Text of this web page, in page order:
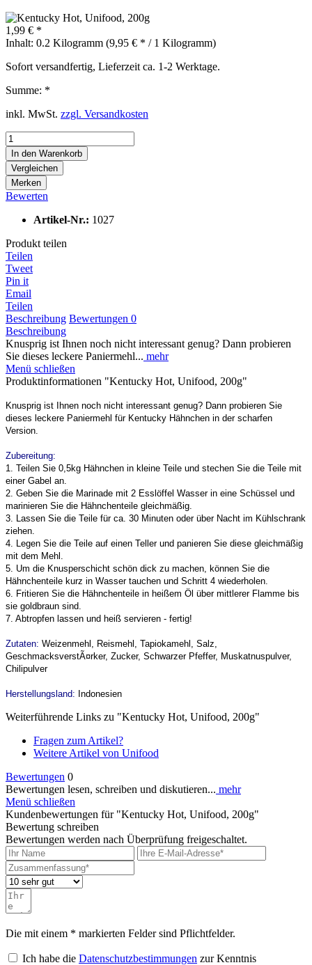
1,99 € *
Inhalt: 0.2 Kilogramm (9,95 € * / 1 Kilogramm)
Sofort versandfertig, Lieferzeit ca. 1-2 Werktage.
Summe: *
inkl. MwSt. zzgl. Versandkosten
In den Warenkorb
Vergleichen
Merken
Bewerten
Artikel-Nr.: 1027
Produkt teilen
Teilen
Tweet
Pin it
Email
Teilen
Beschreibung Bewertungen 0
Beschreibung
Knusprig ist Ihnen noch nicht interessant genug? Dann probieren
Sie dieses leckere Paniermehl... mehr
Menü schließen
Produktinformationen "Kentucky Hot, Unifood, 200g"
Knusprig ist Ihnen noch nicht interessant genug? Dann probieren Sie
dieses leckere Paniermehl für Kentucky Hähnchen in der scharfen
Version.
Zubereitung:
1. Teilen Sie 0,5kg Hähnchen in kleine Teile und stechen Sie die Teile mit
einer Gabel an.
2. Geben Sie die Marinade mit 2 Esslöffel Wasser in eine Schüssel und
marinieren Sie die Hähnchenteile gleichmäßig.
3. Lassen Sie die Teile für ca. 30 Minuten oder über Nacht im Kühlschrank
ziehen.
4. Legen Sie die Teile auf einen Teller und panieren Sie diese gleichmäßig
mit dem Mehl.
5. Um die Knusperschicht schön dick zu machen, können Sie die
Hähnchenteile kurz in Wasser tauchen und Schritt 4 wiederholen.
6. Fritieren Sie die Hähnchenteile in heißem Öl über mittlerer Flamme bis
sie goldbraun sind.
7. Abtropfen lassen und heiß servieren - fertig!
Zutaten: Weizenmehl, Reismehl, Tapiokamehl, Salz,
GeschmacksverstÃ¤rker, Zucker, Schwarzer Pfeffer, Muskatnuspulver,
Chilipulver
Herstellungsland: Indonesien
Weiterführende Links zu "Kentucky Hot, Unifood, 200g"
Fragen zum Artikel?
Weitere Artikel von Unifood
Bewertungen 0
Bewertungen lesen, schreiben und diskutieren... mehr
Menü schließen
Kundenbewertungen für "Kentucky Hot, Unifood, 200g"
Bewertung schreiben
Bewertungen werden nach Überprüfung freigeschaltet.
Die mit einem * markierten Felder sind Pflichtfelder.
Ich habe die Datenschutzbestimmungen zur Kenntnis